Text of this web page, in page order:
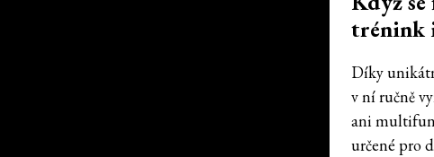
trénink
Díky
v ní ručně
ani
určené pro